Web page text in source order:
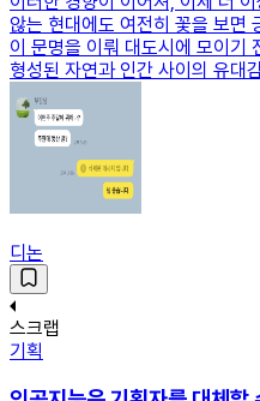
않는 현대에도 여전히 꽃을 보면
이 문명을 이뤄 대도시에 모이기
형성된 자연과 인간 사이의 유대
디논
스크랩
기획